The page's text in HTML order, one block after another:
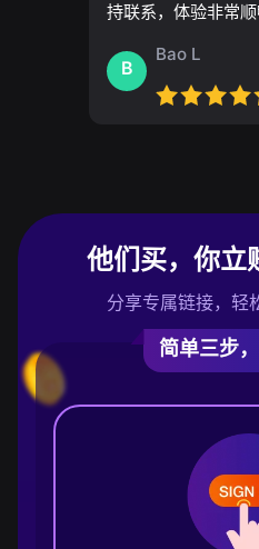
持联系，体验非常顺
B
Bao L
他们买，你立
分享专属链接，轻
简单三步